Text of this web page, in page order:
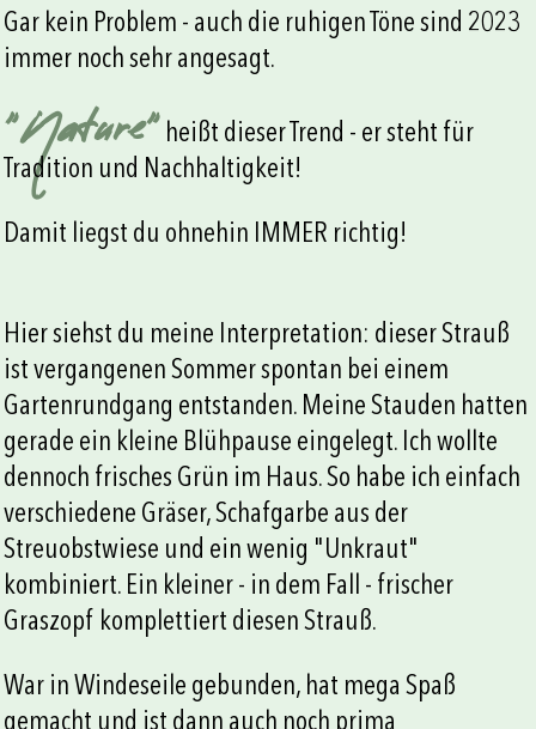
Gar kein Problem - auch die ruhigen Töne sind 2023
immer noch sehr angesagt.
"Nature" heißt dieser Trend - er steht für
Tradition und Nachhaltigkeit!
Damit liegst du ohnehin IMMER richtig!
Hier siehst du meine Interpretation: dieser Strauß
ist vergangenen Sommer spontan bei einem
Gartenrundgang entstanden. Meine Stauden hatten
gerade ein kleine Blühpause eingelegt. Ich wollte
dennoch frisches Grün im Haus. So habe ich einfach
verschiedene Gräser, Schafgarbe aus der
Streuobstwiese und ein wenig "Unkraut"
kombiniert. Ein kleiner - in dem Fall - frischer
Graszopf komplettiert diesen Strauß.
War in Windeseile gebunden, hat mega Spaß
gemacht und ist dann auch noch prima